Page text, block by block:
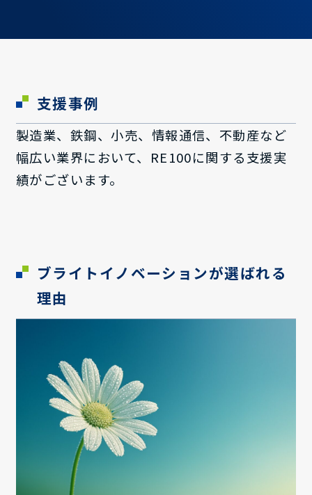
支援事例
製造業、鉄鋼、小売、情報通信、不動産など
幅広い業界において、RE100に関する支援実
績がございます。
ブライトイノベーションが選ばれる
理由